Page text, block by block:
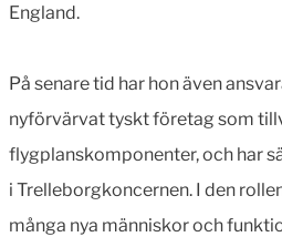
England.
På senare tid har hon även
nyförvärvat tyskt företag som
flygplanskomponenter, och har
i Trelleborgkoncernen. I den
många nya människor och